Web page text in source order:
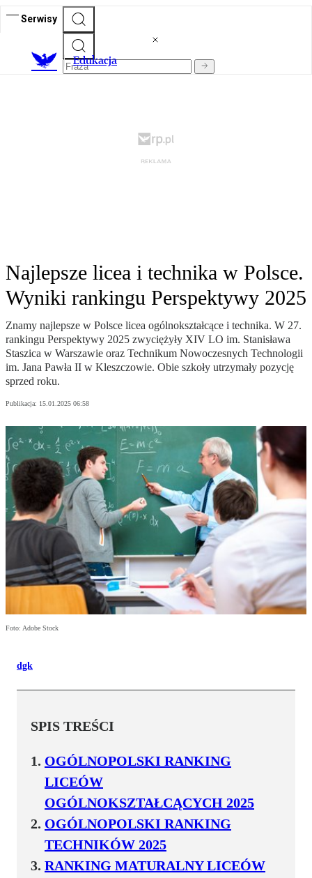
Serwisy
Edukacja
Najlepsze licea i technika w Polsce.
Wyniki rankingu Perspektywy 2025
Znamy najlepsze w Polsce licea ogólnokształcące i technika. W 27.
rankingu Perspektywy 2025 zwyciężyły XIV LO im. Stanisława
Staszica w Warszawie oraz Technikum Nowoczesnych Technologii
im. Jana Pawła II w Kleszczowie. Obie szkoły utrzymały pozycję
sprzed roku.
Publikacja: 15.01.2025 06:58
Foto: Adobe Stock
dgk
SPIS TREŚCI
OGÓLNOPOLSKI RANKING
LICEÓW
OGÓLNOKSZTAŁCĄCYCH 2025
OGÓLNOPOLSKI RANKING
TECHNIKÓW 2025
RANKING MATURALNY LICEÓW